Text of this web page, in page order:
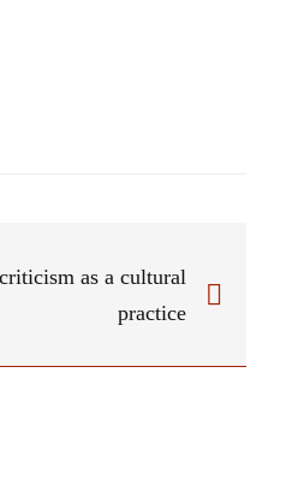
as a cultural
practice